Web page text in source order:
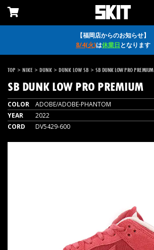
【福岡店からのお知らせ】
8/4(火)は休業日となります
TOP > NIKE > DUNK > DUNK LOW SB > SB DUNK LOW PRO PREMIUM
SB DUNK LOW PRO PREMIUM
COLOR
ADOBE/ADOBE-PHANTOM
YEAR
2022
CORD
DV5429-600